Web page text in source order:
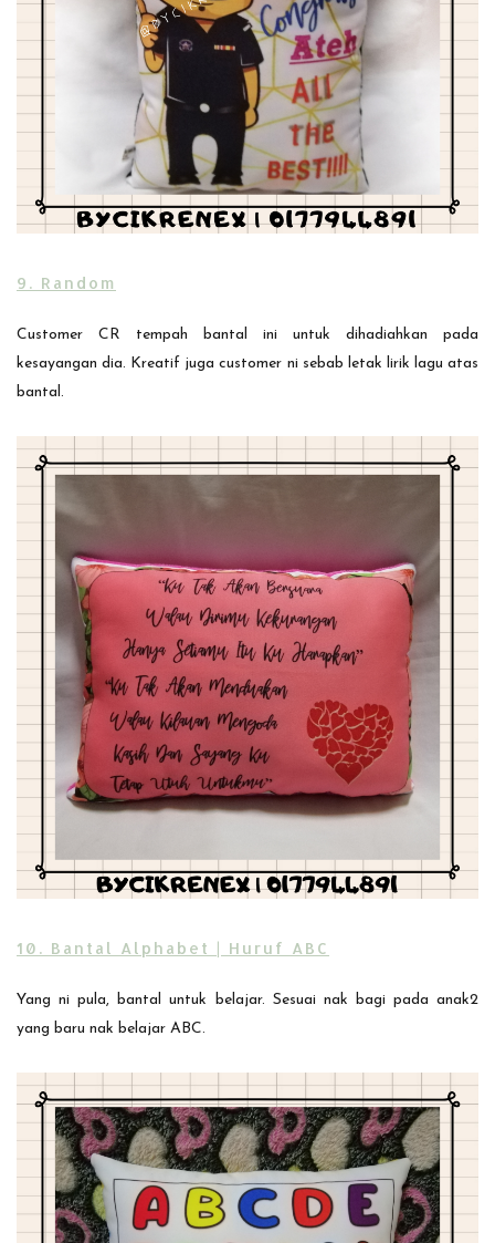
9. Random
Customer CR tempah bantal ini untuk dihadiahkan pada
kesayangan dia. Kreatif juga customer ni sebab letak lirik lagu atas
bantal.
10. Bantal Alphabet | Huruf ABC
Yang ni pula, bantal untuk belajar. Sesuai nak bagi pada anak2
yang baru nak belajar ABC.